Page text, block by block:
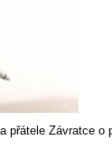
přátele Závratce